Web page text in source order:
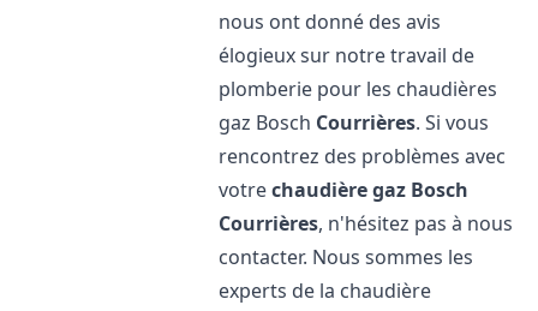
nous ont donné des avis
élogieux sur notre travail de
plomberie pour les chaudières
gaz Bosch Courrières. Si vous
rencontrez des problèmes avec
votrechaudière gaz Bosch
Courrières, n'hésitez pas à nous
contacter. Nous sommes les
experts de la chaudière